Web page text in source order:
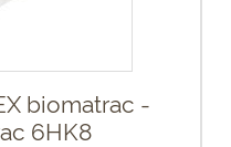
biomatrac -
6HK8